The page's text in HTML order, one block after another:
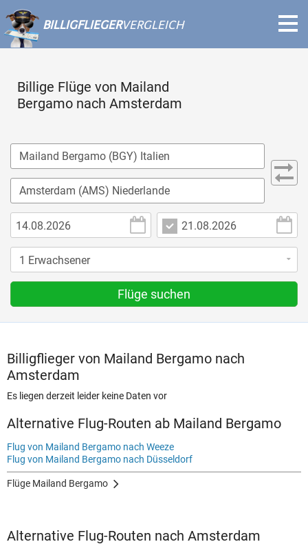
BILLIGFLIEGERVERGLEICH
Billige Flüge von Mailand
Bergamo nach Amsterdam
Flüge suchen
Billigflieger von Mailand Bergamo nach
Amsterdam
Es liegen derzeit leider keine Daten vor
Alternative Flug-Routen ab Mailand Bergamo
Flug von Mailand Bergamo nach Weeze
Flug von Mailand Bergamo nach Düsseldorf
Flüge Mailand Bergamo
Alternative Flug-Routen nach Amsterdam